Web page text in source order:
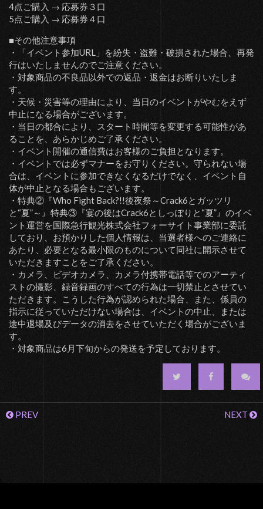
4点ご購入 → 応募券３口
5点ご購入 → 応募券４口
■その他注意事項
・「イベント参加URL」を紛失・盗難・破損された場合、再発
行はいたしませんのでご注意ください。
・対象商品の不良品以外での返品・返金はお断りいたしま
す。
・天候・災害等の理由により、当日のイベントがやむをえず
中止になる場合がございます。
・当日の都合により、スタート時間等を変更する可能性があ
ることを、あらかじめご了承ください。
・イベント開催の通信費はお客様のご負担となります。
・イベントでは必ずマナーをお守りください。守られない場
合は、イベントに参加できなくなるだけでなく、イベント自
体が中止となる場合もございます。
・特典②『Who Fight Back?!!後夜祭～Crack6とガッツリ
と“夏”～』特典③『宴の後はCrack6としっぽりと“夏”』のイベ
ント運営を国際急行観光株式会社フォーサイト事業部に委託
しており、お預かりした個人情報は、当選者様へのご連絡に
あたり、必要となる最小限のものについて同社に開示させて
いただきますことをご了承ください。
・カメラ、ビデオカメラ、カメラ付携帯電話等でのアーティ
ストの撮影、録音録画のすべての行為は一切禁止とさせてい
ただきます。こうした行為が認められた場合、また、係員の
指示に従っていただけない場合は、イベントの中止、または
途中退場及びデータの消去をさせていただく場合がございま
す。
・対象商品は6月下旬からの発送を予定しております。
PREV NEXT